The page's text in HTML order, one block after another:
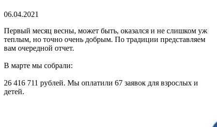
06.04.2021
Первый месяц весны, может быть, оказался и не слишком уж
теплым, но точно очень добрым. По традиции представляем
вам очередной отчет.
В марте мы собрали:
26 416 711 рублей. Мы оплатили 67 заявок для взрослых и
детей.